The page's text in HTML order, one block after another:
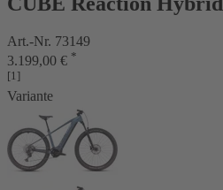
Art.-Nr. 73149
3.199,00 € *
[1]
Variante